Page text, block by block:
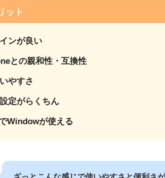
ット
ンが良い
との親和性・互換性
やすさ
定がらくちん
Windowが使える